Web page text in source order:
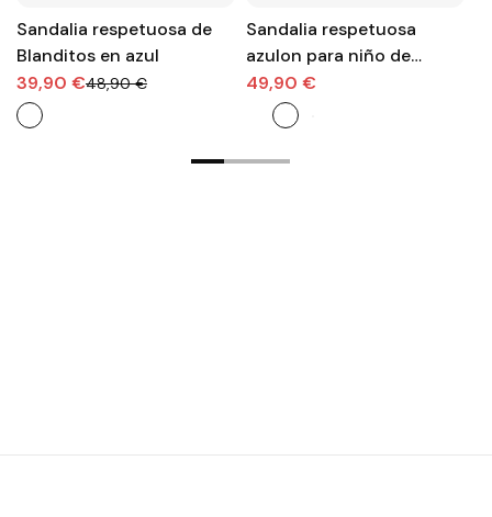
Sandalia respetuosa de
Blanditos en azul
39,90 €48,90 €
Sandalia respetuosa
azulon para niño de
Piruflex.
49,90 €